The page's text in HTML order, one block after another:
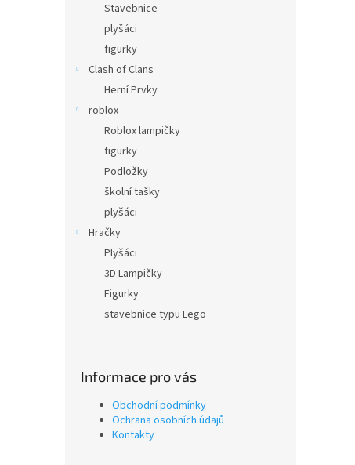
Stavebnice
plyšáci
figurky
Clash of Clans
Herní Prvky
roblox
Roblox lampičky
figurky
Podložky
školní tašky
plyšáci
Hračky
Plyšáci
3D Lampičky
Figurky
stavebnice typu Lego
Informace pro vás
Obchodní podmínky
Ochrana osobních údajů
Kontakty